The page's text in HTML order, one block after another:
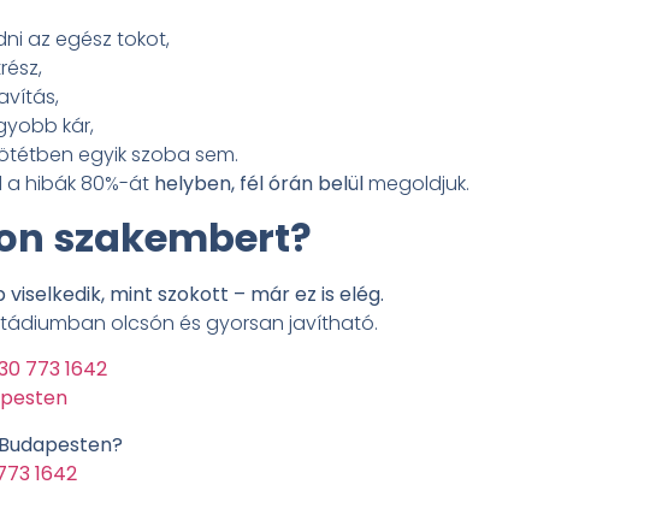
az egész tokot,
kár,
egyik szoba sem.
a hibák 80%-át helyben, fél órán belülmegoldjuk.
szakembert?
mint szokott – már ez is elég.
olcsón és gyorsan javítható.
773 1642
1642